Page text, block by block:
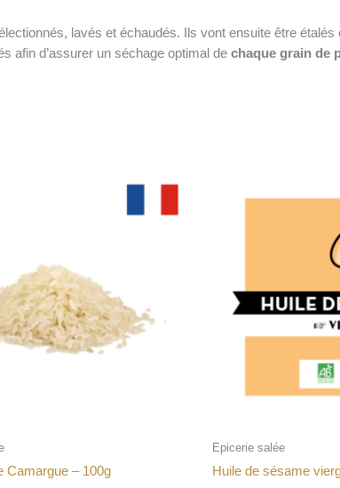
lavés et échaudés. Ils vont ensuite être
afin d’assurer un séchage optimal de chaque grain de
Camargue – 100g
Epicerie salée
Huile de sésame